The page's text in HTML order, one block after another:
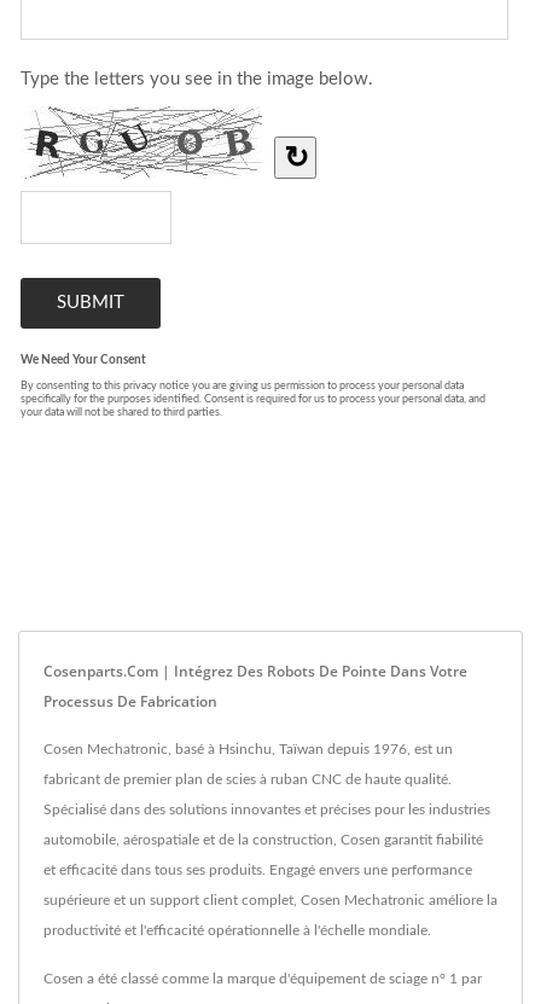
Cosenparts.com | Intégrez Des Robots De Pointe Dans Votre
Processus De Fabrication
Cosen Mechatronic, basé à Hsinchu, Taïwan depuis 1976, est un
fabricant de premier plan de scies à ruban CNC de haute qualité.
Spécialisé dans des solutions innovantes et précises pour les industries
automobile, aérospatiale et de la construction, Cosen garantit fiabilité
et efficacité dans tous ses produits. Engagé envers une performance
supérieure et un support client complet, Cosen Mechatronic améliore la
productivité et l'efficacité opérationnelle à l'échelle mondiale.
Cosen a été classé comme la marque d'équipement de sciage n° 1 par